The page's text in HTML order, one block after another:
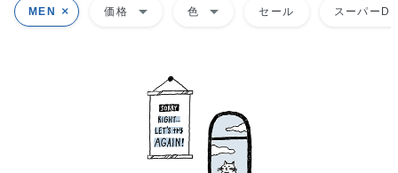
MEN 価格 arrow_drop_down 色 arrow_drop_down セール スーパー